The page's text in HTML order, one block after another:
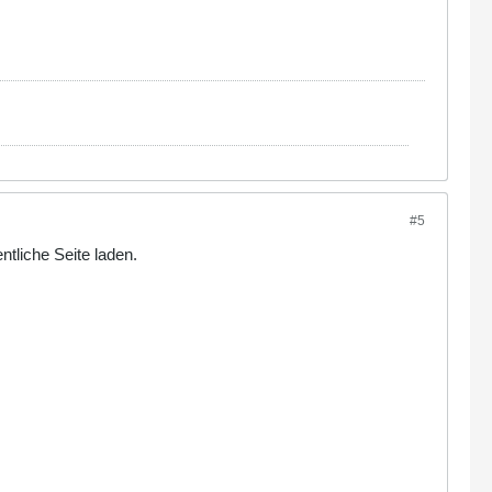
#5
Seite laden.